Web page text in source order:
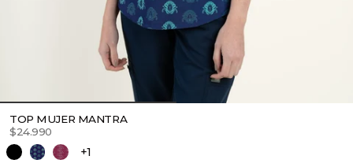
TOP MUJER MANTRA
$24.990
+1